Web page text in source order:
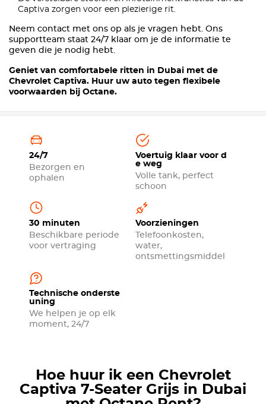
Captiva zorgen voor een plezierige rit.
Neem contact met ons op als je vragen hebt. Ons
supportteam staat 24/7 klaar om je de informatie te
geven die je nodig hebt.
Geniet van comfortabele ritten in Dubai met de
Chevrolet Captiva. Huur uw auto tegen flexibele
voorwaarden bij Octane.
24/7
Bezorgen en
ophalen
Voertuig klaar voor d
e weg
Volle tank, perfect
schoon
30 minuten
Beschikbare periode
voor vertraging
Voorzieningen
Telefoonkosten,
water,
ontsmettingsmiddel
Technische onderste
uning
We helpen je op elk
moment, 24/7
Hoe huur ik een Chevrolet
Captiva 7-Seater Grijs in Dubai